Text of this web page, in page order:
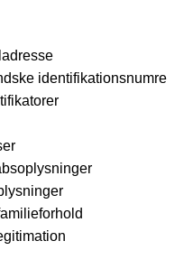
identifikationsnumre